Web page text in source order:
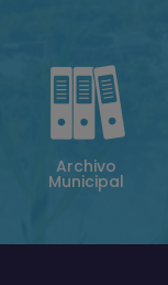
Archivo
Municipal